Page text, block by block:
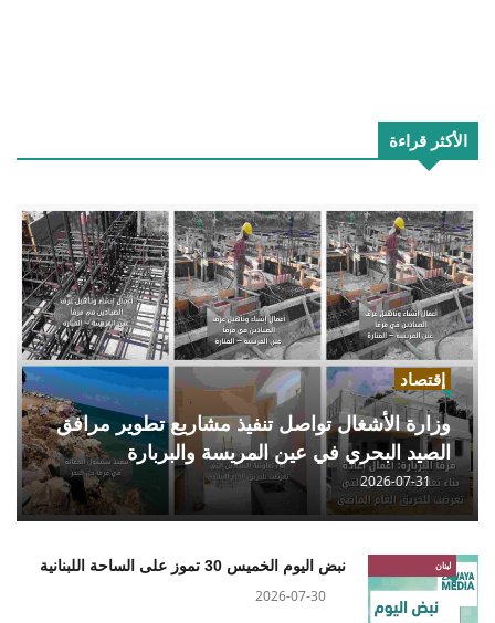
الأكثر قراءة
إقتصاد
وزارة الأشغال تواصل تنفيذ مشاريع تطوير مرافق
الصيد البحري في عين المريسة والبربارة
2026-07-31
لبنان نبض اليوم الخميس 30 تموز على الساحة اللبنانية
2026-07-30